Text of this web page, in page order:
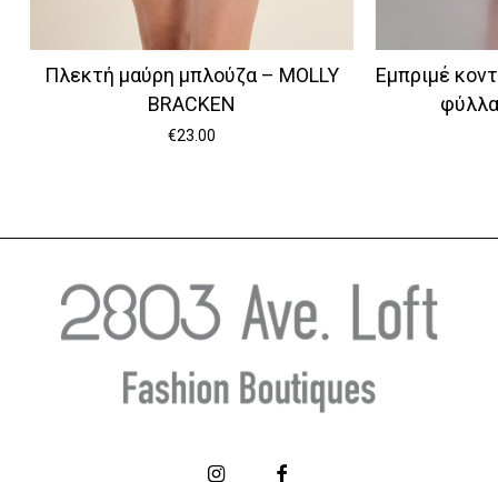
Πλεκτή μαύρη μπλούζα – MOLLY
BRACKEN
€23.00
Εμπριμέ